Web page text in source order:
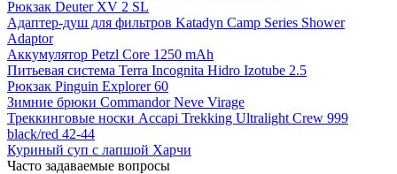
Рюкзак Deuter XV 2 SL
Адаптер-душ для фильтров Katadyn Camp Series Shower
Adaptor
Аккумулятор Petzl Core 1250 mAh
Питьевая система Terra Incognita Hidro Izotube 2.5
Рюкзак Pinguin Explorer 60
Зимние брюки Commandor Neve Virage
Треккинговые носки Accapi Trekking Ultralight Crew 999
black/red 42-44
Куриный суп с лапшой Харчи
Часто задаваемые вопросы